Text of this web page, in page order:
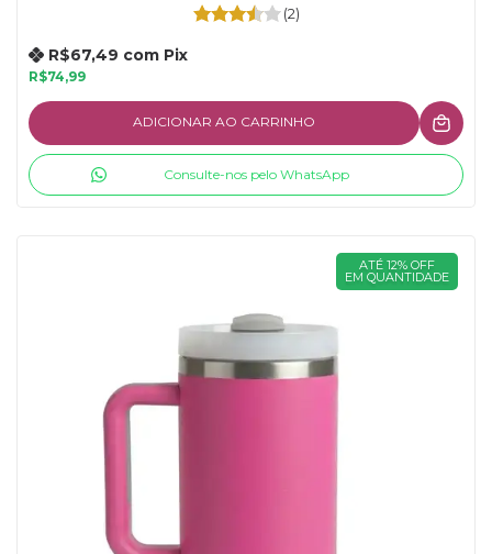
(2)
R$74,99
R$67,49 com Pix
ADICIONAR AO CARRINHO
Consulte-nos pelo WhatsApp
ATÉ 12% OFF
EM QUANTIDADE